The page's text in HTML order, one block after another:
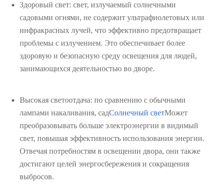
Здоровый свет: свет, излучаемый солнечными
садовыми огнями, не содержит ультрафиолетовых или
инфракрасных лучей, что эффективно предотвращает
проблемы с излучением. Это обеспечивает более
здоровую и безопасную среду освещения для людей,
занимающихся деятельностью во дворе.
Высокая светоотдача: по сравнению с обычными
лампами накаливания, садСолнечный светМожет
преобразовывать больше электроэнергии в видимый
свет, повышая эффективность использования энергии.
Отвечая потребностям в освещении двора, они также
достигают целей энергосбережения и сокращения
выбросов.